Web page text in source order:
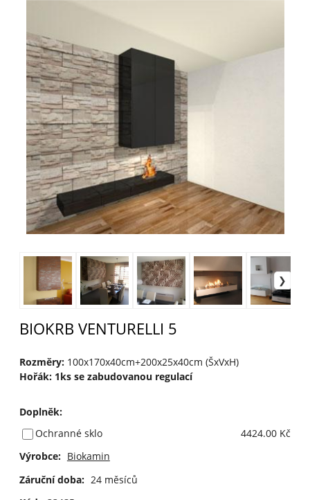
BIOKRB VENTURELLI 5
Rozměry:100x170x40cm+200x25x40cm (ŠxVxH)
Hořák: 1ks se zabudovanou regulací
Doplněk:
Ochranné sklo
4424.00 Kč
Výrobce: Biokamin
Záruční doba: 24 měsíců